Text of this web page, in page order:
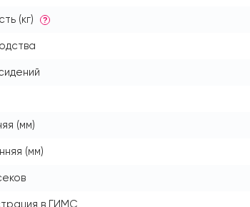
(кг) ?
(мм)
(мм)
в ГИМС